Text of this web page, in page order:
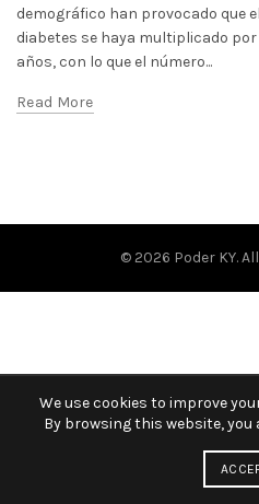
demográfico han provocado que
diabetes se haya multiplicado
años, con lo que el número...
Read More
© 2026 Poder KY.
We use cookies to improve
By browsing this website, you